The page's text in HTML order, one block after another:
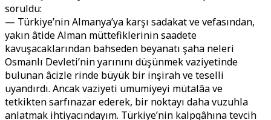
soruldu:
— Türkiye’nin Almanya’ya karşı sadakat ve vefasından,
yakın âtide Alman müttefiklerinin saadete
kavuşacaklarından bahseden beyanatı şaha neleri
Osmanlı Devleti’nin yarınını düşünmek vaziyetinde
bulunan âcizle rinde büyük bir inşirah ve teselli
uyandırdı. Ancak vaziyeti umumiyeyi mütalâa ve
tetkikten sarfınazar ederek, bir noktayı daha vuzuhla
anlatmak ihtiyacındayım. Türkiye’nin kalpgâhına tevcih